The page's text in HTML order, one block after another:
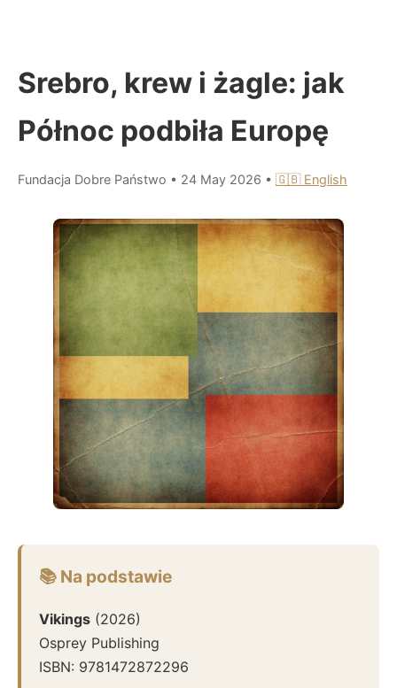
Srebro, krew i żagle: jak
Północ podbiła Europę
Fundacja Dobre Państwo • 24 May 2026 • 🇬🇧 English
📚 Na podstawie
Vikings (2026)
Osprey Publishing
ISBN: 9781472872296